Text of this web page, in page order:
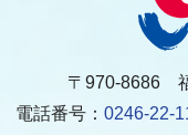
〒970-8686
電話番号： 0246-22-